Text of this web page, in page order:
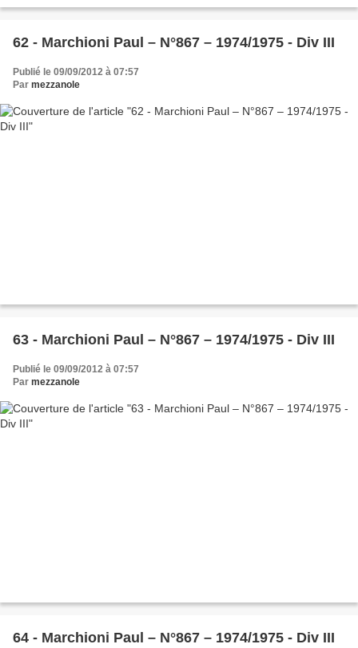
62 - Marchioni Paul – N°867 – 1974/1975 - Div III
Publié le 09/09/2012 à 07:57
Par mezzanole
63 - Marchioni Paul – N°867 – 1974/1975 - Div III
Publié le 09/09/2012 à 07:57
Par mezzanole
64 - Marchioni Paul – N°867 – 1974/1975 - Div III